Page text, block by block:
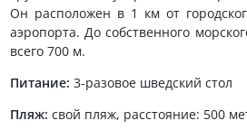
Он расположен в 1 км от
аэропорта. До собственного
всего 700 м.
Питание: 3-разовое шведский стол
Пляж: свой пляж, расстояние: 500